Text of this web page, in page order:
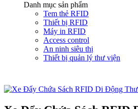
Danh mục sản phẩm
Tem thẻ RFID
Thiết bị RFID
Máy in RFID
Access control
An ninh siêu thị
Thiết bị quản lý thư viện